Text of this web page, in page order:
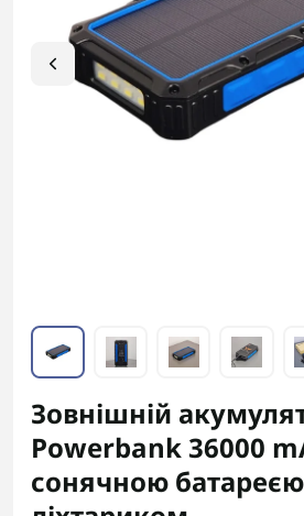
Зовнішній
Powerbank 36000
сонячною батареєю